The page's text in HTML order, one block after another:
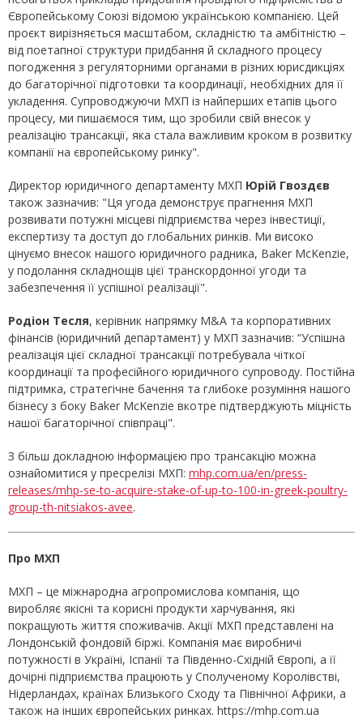
Європейському Союзі відомою українською компанією. Цей
проєкт вирізняється масштабом, складністю та амбітністю –
від поетапної структури придбання й складного процесу
погодження з регуляторними органами в різних юрисдикціях
до багаторічної підготовки та координації, необхідних для її
укладення. Супроводжуючи МХП із найперших етапів цього
процесу, ми пишаємося тим, що зробили свій внесок у
реалізацію трансакції, яка стала важливим кроком в розвитку
компанії на європейському ринку".
Директор юридичного департаменту МХП Юрій Гвоздєв
також зазначив: "Ця угода демонструє прагнення МХП
розвивати потужні місцеві підприємства через інвестиції,
експертизу та доступ до глобальних ринків. Ми високо
цінуємо внесок нашого юридичного радника, Baker McKenzie,
у подолання складнощів цієї транскордонної угоди та
забезпечення її успішної реалізації".
Родіон Тесля, керівник напрямку M&A та корпоративних
фінансів (юридичний департамент) у МХП зазначив: “Успішна
реалізація цієї складної трансакції потребувала чіткої
координації та професійного юридичного супроводу. Постійна
підтримка, стратегічне бачення та глибоке розуміння нашого
бізнесу з боку Baker McKenzie вкотре підтверджують міцність
нашої багаторічної співпраці".
З більш докладною інформацією про трансакцію можна
ознайомитися у пресрелізі МХП: mhp.com.ua/en/press-
releases/mhp-se-to-acquire-stake-of-up-to-100-in-greek-poultry-
group-th-nitsiakos-avee.
Про МХП
МХП – це міжнародна агропромислова компанія, що
виробляє якісні та корисні продукти харчування, які
покращують життя споживачів. Акції МХП представлені на
Лондонській фондовій біржі. Компанія має виробничі
потужності в Україні, Іспанії та Південно-Східній Європі, а її
дочірні підприємства працюють у Сполученому Королівстві,
Нідерландах, країнах Близького Сходу та Північної Африки, а
також на інших європейських ринках. https://mhp.com.ua